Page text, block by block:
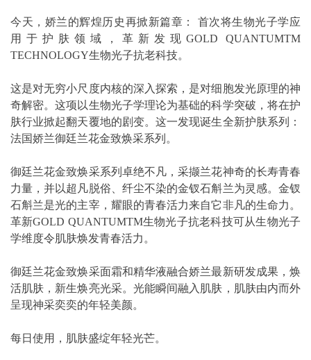
今天，娇兰的辉煌历史再掀新篇章： 首次将生物光子学应
用于护肤领域，革新发现GOLD QUANTUMTM
TECHNOLOGY生物光子抗老科技。
这是对无穷小尺度内核的深入探索，是对细胞发光原理的神
奇解密。这项以生物光子学理论为基础的科学突破，将在护
肤行业掀起翻天覆地的剧变。这一发现诞生全新护肤系列：
法国娇兰御廷兰花金致焕采系列。
御廷兰花金致焕采系列卓绝不凡，采撷兰花神奇的长寿青春
力量，并以超凡脱俗、纤尘不染的金钗石斛兰为灵感。金钗
石斛兰是光的主宰，耀眼的青春活力来自它非凡的生命力。
革新GOLD QUANTUMTM生物光子抗老科技可从生物光子
学维度令肌肤焕发青春活力。
御廷兰花金致焕采面霜和精华液融合娇兰最新研发成果，焕
活肌肤，新生焕亮光采。光能瞬间融入肌肤，肌肤由内而外
呈现神采奕奕的年轻美颜。
每日使用，肌肤盛绽年轻光芒。